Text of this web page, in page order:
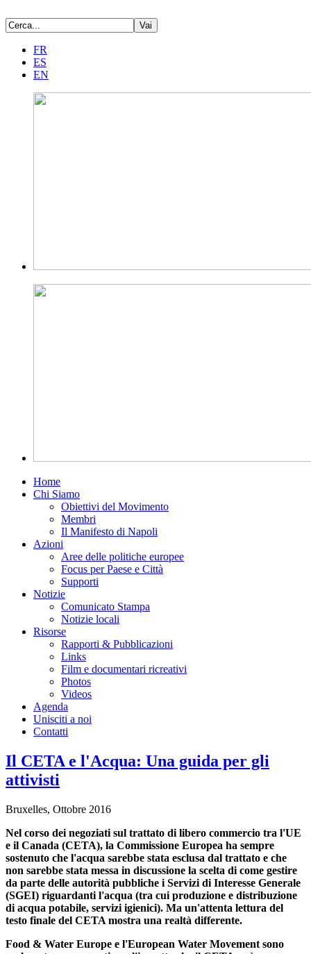
FR
ES
EN
Home
Chi Siamo
Obiettivi del Movimento
Membri
Il Manifesto di Napoli
Azioni
Aree delle politiche europee
Focus per Paese e Città
Supporti
Notizie
Comunicato Stampa
Notizie locali
Risorse
Rapporti & Pubblicazioni
Links
Film e documentari ricreativi
Photos
Videos
Agenda
Unisciti a noi
Contatti
Il CETA e l'Acqua: Una guida per gli
attivisti
Bruxelles, Ottobre 2016
Nel corso dei negoziati sul trattato di libero commercio tra l'UE
e il Canada (CETA), la Commissione Europea ha sempre
sostenuto che l'acqua sarebbe stata esclusa dal trattato e che
non sarebbe stata messa in discussione la scelta di come gestire
da parte delle autorità pubbliche i Servizi di Interesse Generale
(SGEI) riguardanti l'acqua (tra cui produzione e distribuzione
di acqua potabile, servizi igienici). Ma un'attenta lettura del
testo finale del CETA mostra una realtà differente.
Food & Water Europe e l'European Water Movement sono